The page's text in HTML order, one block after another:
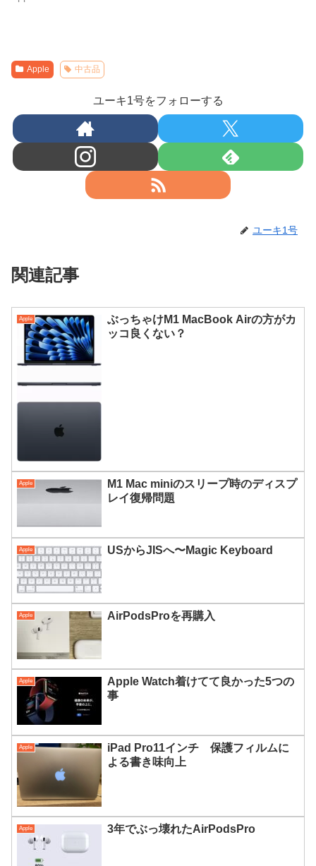
Apple 中古品
ユーキ1号をフォローする
ユーキ1号
関連記事
Apple
ぶっちゃけM1 MacBook Airの方がカ
ッコ良くない？
Apple
M1 Mac miniのスリープ時のディスプ
レイ復帰問題
Apple USからJISへ〜Magic Keyboard
Apple AirPodsProを再購入
Apple
Apple Watch着けてて良かった5つの
事
Apple
iPad Pro11インチ 保護フィルムに
よる書き味向上
Apple 3年でぶっ壊れたAirPodsPro